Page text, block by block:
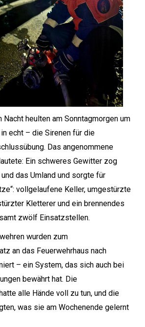
Nacht heulten am Sonntagmorgen um
echt – die Sirenen für die
Das angenommene
Ein schweres Gewitter zog
das Umland und sorgte für
vollgelaufene Keller, umgestürzte
Kletterer und ein brennendes
zwölf Einsatzstellen.
wurden zum
an das Feuerwehrhaus nach
– ein System, das sich auch bei
bewährt hat. Die
alle Hände voll zu tun, und die
was sie am Wochenende gelernt